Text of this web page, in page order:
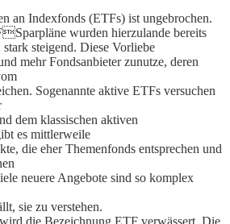
an Indexfonds (ETFs) ist ungebrochen.
wurden hierzulande bereits
stark steigend. Diese Vorliebe
mehr Fondsanbieter zunutze, deren
Sogenannte aktive ETFs versuchen
dem klassischen aktiven
es mittlerweile
die eher Themenfonds entsprechen und
neuere Angebote sind so komplex
sie zu verstehen.
die Bezeichnung ETF verwässert. Die